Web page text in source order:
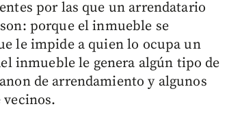
por las que un arrendatario
porque el inmueble se
le impide a quien lo ocupa un
inmueble le genera algún tipo de
de arrendamiento y algunos